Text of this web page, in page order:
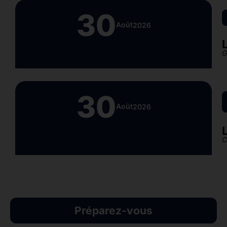
30Août2026
30Août2026
Préparez-vous